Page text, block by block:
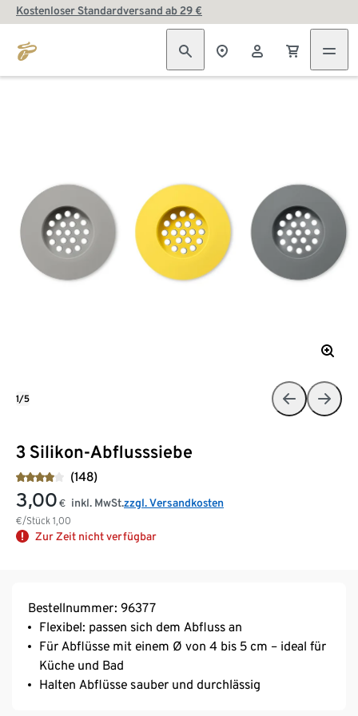
Kostenloser Standardversand ab 29 €
3 Silikon-Abflusssiebe
(148)
3,00 €
€/Stück 1,00
inkl. MwSt.zzgl. Versandkosten
Zur Zeit nicht verfügbar
1/5
Bestellnummer: 96377
Flexibel: passen sich dem Abfluss an
Für Abflüsse mit einem Ø von 4 bis 5 cm – ideal für
Küche und Bad
Halten Abflüsse sauber und durchlässig